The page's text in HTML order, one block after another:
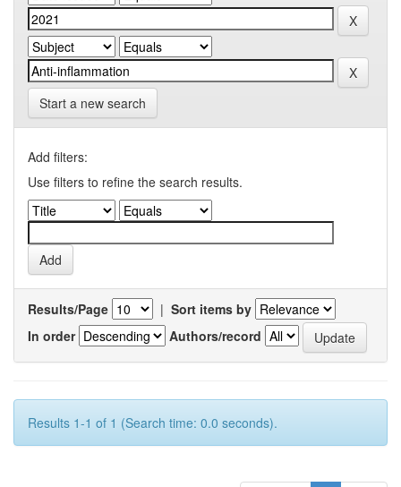
Start a new search
Add filters:
Use filters to refine the search results.
Results/Page | Sort items by
In order
Authors/record
Results 1-1 of 1 (Search time: 0.0 seconds).